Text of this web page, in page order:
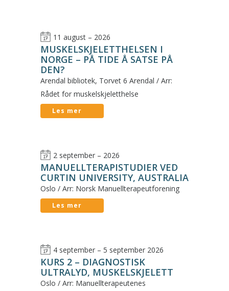
11 august – 2026
MUSKELSKJELETTHELSEN I
NORGE – PÅ TIDE Å SATSE PÅ
DEN?
Arendal bibliotek, Torvet 6 Arendal / Arr:
Rådet for muskelskjeletthelse
Les mer
2 september – 2026
MANUELLTERAPISTUDIER VED
CURTIN UNIVERSITY, AUSTRALIA
Oslo / Arr: Norsk Manuellterapeutforening
Les mer
4 september – 5 september 2026
KURS 2 – DIAGNOSTISK
ULTRALYD, MUSKELSKJELETT
Oslo / Arr: Manuellterapeutenes